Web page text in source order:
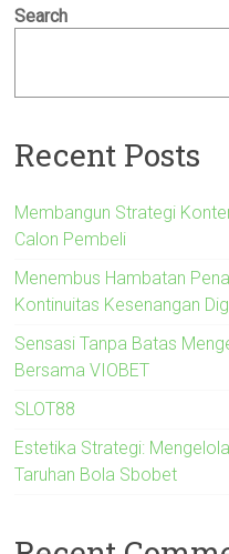
Search
Recent Posts
Membangun Strategi
Calon Pembeli
Menembus Hambatan
Kontinuitas Kesenangan
Sensasi Tanpa Batas
Bersama VIOBET
SLOT88
Estetika Strategi:
Taruhan Bola Sbobet